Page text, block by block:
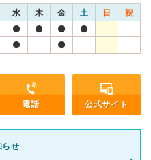
水 木 金 土 日 祝
電話 公式サイト
らせ